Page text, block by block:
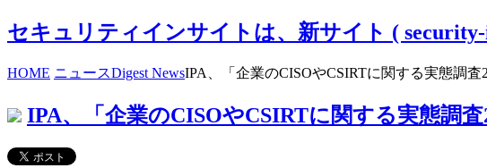
セキュリティインサイトは、新サイト (
HOME ニュースDigest NewsIPA、「企業のCISOやCSIRTに関する実態調査
IPA、「企業のCISOやCSIRTに関する実態調査